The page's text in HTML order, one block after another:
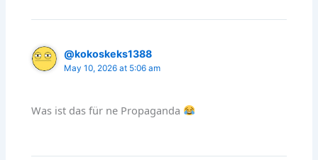
@kokoskeks1388
May 10, 2026 at 5:06 am
Was ist das für ne Propaganda